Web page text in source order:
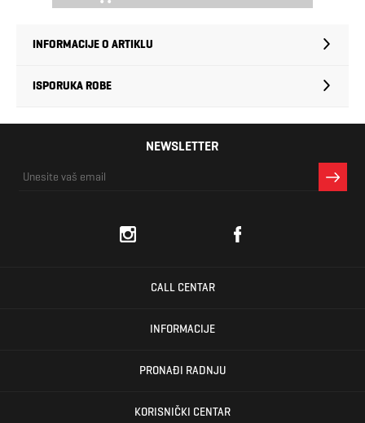
INFORMACIJE O ARTIKLU
ISPORUKA ROBE
NEWSLETTER
CALL CENTAR
INFORMACIJE
PRONAĐI RADNJU
KORISNIČKI CENTAR